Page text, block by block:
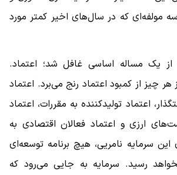
مولفه‌ای که در سال‌های اخیر کمتر مورد
از یک مساله اساسی غافل شد؛ اعتماد.
هر چیز از کمبود اعتماد رنج می‌برد. اعتماد
اعتماد تولیدکننده به مقررات، اعتماد
ارزی و اعتماد فعالان اقتصادی به
این سرمایه نامریی، هیچ برنامه توسعه‌ای
رسید. سرمایه به جایی می‌رود که